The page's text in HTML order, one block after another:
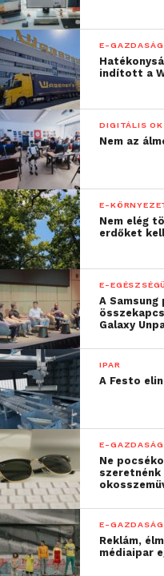
„Az AI
60-70%-
különösen
és
A dolgozók
munkára
nőhet a
–Bizonyos
létrejönnek.
azonban
az IBM
a
E-GAZDASÁG
indított a
DIGITÁLIS
Nem az
E-
Nem elég
erdőket
E-
A
Galaxy
IPAR
A Festo
E-GAZDASÁG
Ne
szeretnénk
E-GAZDASÁG
Reklám,
médiaipar